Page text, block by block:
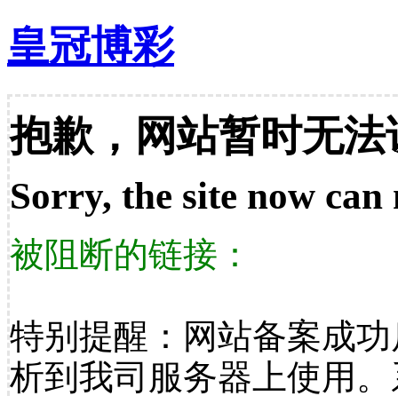
皇冠博彩
抱歉，网站暂时无法
Sorry, the site now can
被阻断的链接：
特别提醒：网站备案成
析到我司服务器上使用